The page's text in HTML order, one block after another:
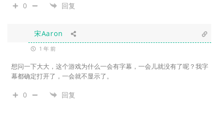
0 回复
宋Aaron
1 年 前
想问一下大大，这个游戏为什么一会有字幕，一会儿就没有了呢？我字
幕都确定打开了，一会就不显示了。
0 回复